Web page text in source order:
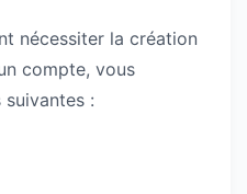
nécessiter la création
compte, vous
: